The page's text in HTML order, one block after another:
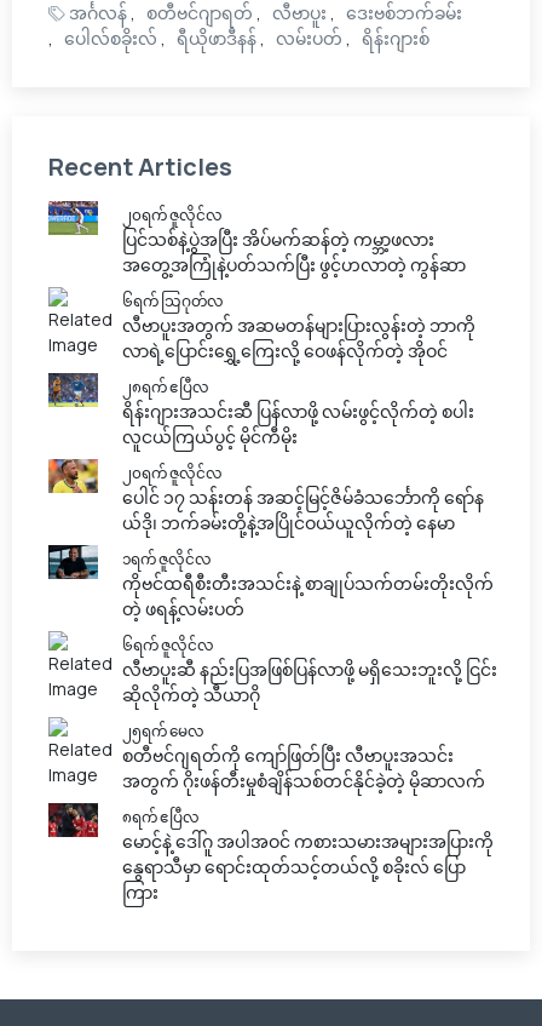
အင်္ဂလန် စတီဗင်ဂျာရတ် လီဗာပူး
ဒေးဗစ်ဘက်ခမ်း
ပေါလ်စခိုးလ်
ရီယိုဖာဒီနန် လမ်းပတ် ရိန်းဂျားစ်
Recent Articles
၂၀ရက် ဇူလိုင်လ
ပြင်သစ်နဲ့ပွဲအပြီး အိပ်မက်ဆန်တဲ့ ကမ္ဘာ့ဖလား
အတွေ့အကြုံနဲ့ပတ်သက်ပြီး ဖွင့်ဟလာတဲ့ ကွန်ဆာ
၆ရက် သြဂုတ်လ
လီဗာပူးအတွက် အဆမတန်များပြားလွန်းတဲ့ ဘာကို
လာရဲ့ပြောင်းရွှေ့ကြေးလို့ ဝေဖန်လိုက်တဲ့ အိုဝင်
၂၈ရက် ဧပြီလ
ရိန်းဂျားအသင်းဆီ ပြန်လာဖို့ လမ်းဖွင့်လိုက်တဲ့ စပါး
လူငယ်ကြယ်ပွင့် မိုင်ကီမိုး
၂၀ရက် ဇူလိုင်လ
ပေါင် ၁၇ သန်းတန် အဆင့်မြင့်ဇိမ်ခံသင်္ဘောကို ရော်န
ယ်ဒို၊ ဘက်ခမ်းတို့နဲ့အပြိုင်ဝယ်ယူလိုက်တဲ့ နေမာ
၁ရက် ဇူလိုင်လ
ကိုဗင်ထရီစီးတီးအသင်းနဲ့ စာချုပ်သက်တမ်းတိုးလိုက်
တဲ့ ဖရန့်လမ်းပတ်
၆ရက် ဇူလိုင်လ
လီဗာပူးဆီ နည်းပြအဖြစ်ပြန်လာဖို့ မရှိသေးဘူးလို့ ငြင်း
ဆိုလိုက်တဲ့ သီယာဂို
၂၅ရက် မေလ
စတီဗင်ဂျရတ်ကို ကျော်ဖြတ်ပြီး လီဗာပူးအသင်း
အတွက် ဂိုးဖန်တီးမှုစံချိန်သစ်တင်နိုင်ခဲ့တဲ့ မိုဆာလက်
၈ရက် ဧပြီလ
မောင့်နဲ့ ဒေါ်ဂူ အပါအဝင် ကစားသမားအများအပြားကို
နွေရာသီမှာ ရောင်းထုတ်သင့်တယ်လို့ စခိုးလ် ပြော
ကြား